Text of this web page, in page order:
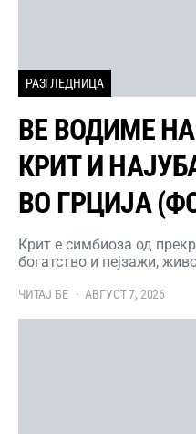
РАЗГЛЕДНИЦА
ВЕ ВОДИМЕ
КРИТ И
ВО ГРЦИЈА
Крит е симбиоза од
богатство и пејзажи,
ЧИТАЈ БЕ АВГУСТ 7, 2026